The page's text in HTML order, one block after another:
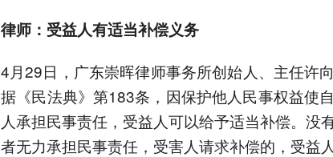
律师：受益人有适当补偿义务
4月29日，广东崇晖律师事务所创始人、主任许
据《民法典》第183条，因保护他人民事权益使
人承担民事责任，受益人可以给予适当补偿。没
者无力承担民事责任，受害人请求补偿的，受益